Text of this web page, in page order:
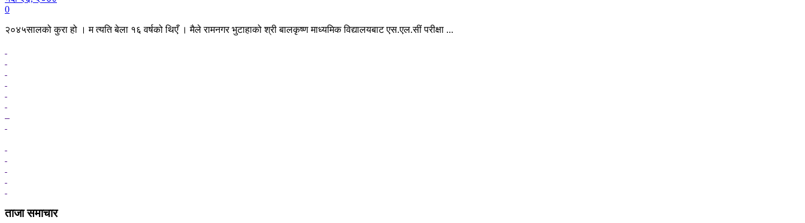
0
२०४५सालको कुरा हो । म त्यति बेला १६ वर्षको थिएँ । मैले रामनगर भुटाहाको श्री बालकृष्ण माध्यमिक विद्यालयबाट एस.एल.सीं परीक्षा ...
ताजा समाचार